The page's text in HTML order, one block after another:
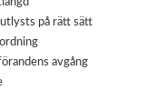
på rätt sätt
avgång